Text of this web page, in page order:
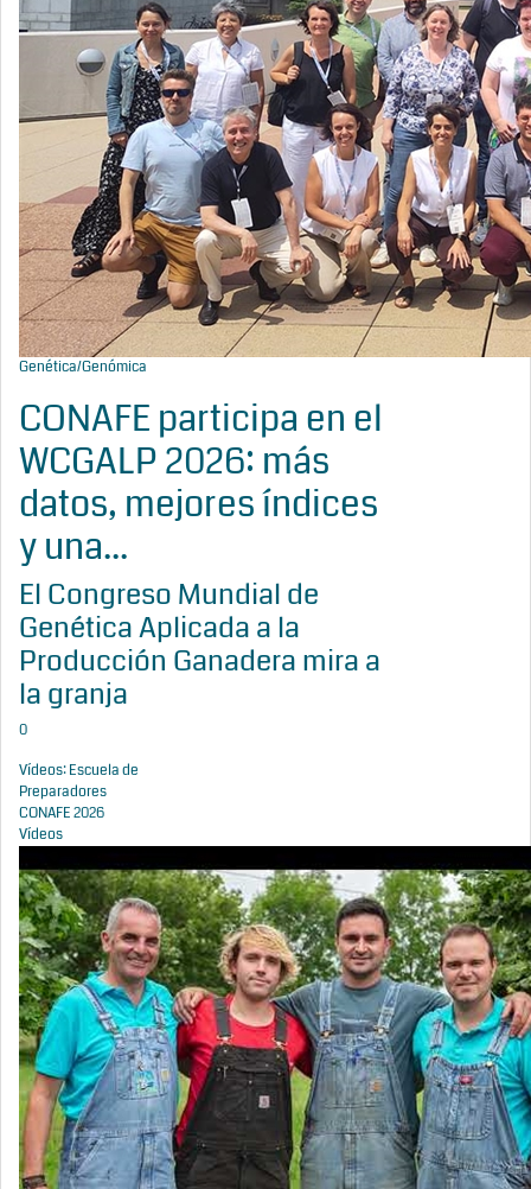
Genética/Genómica
CONAFE participa en el
WCGALP 2026: más
datos, mejores índices
y una...
El Congreso Mundial de
Genética Aplicada a la
Producción Ganadera mira a
la granja
0
Vídeos: Escuela de
Preparadores
CONAFE 2026
Vídeos